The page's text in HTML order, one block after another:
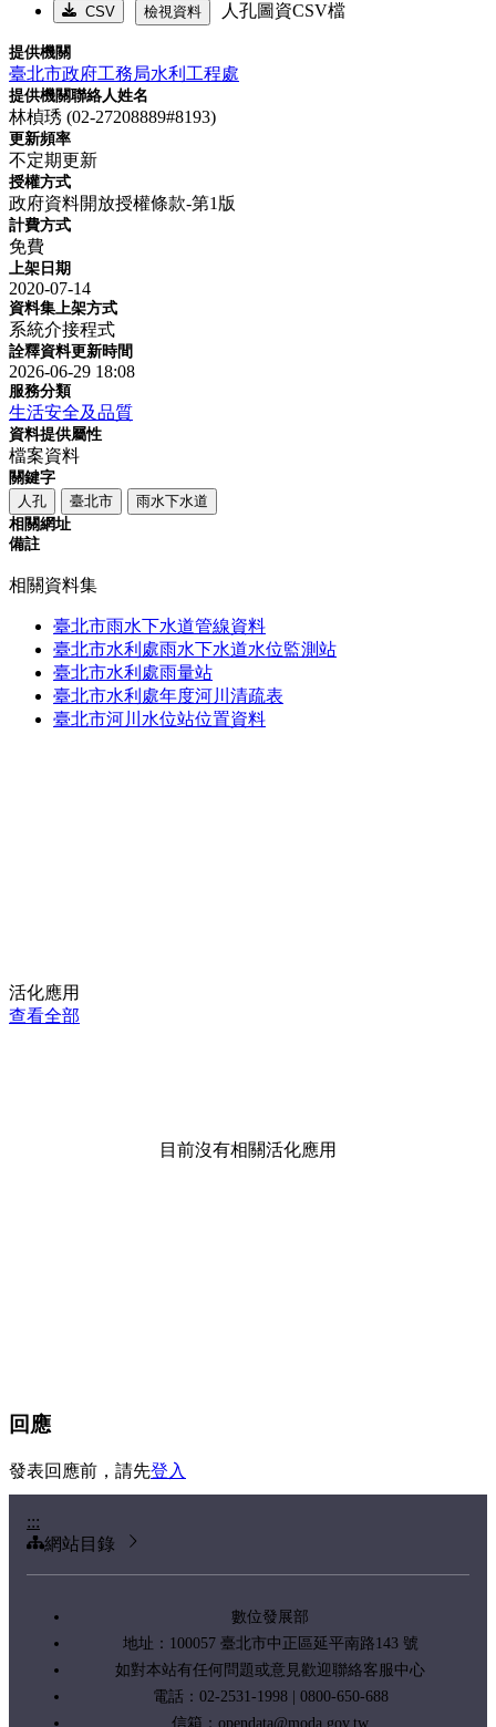
CSV 檢視資料 人孔圖資CSV檔
提供機關
臺北市政府工務局水利工程處
提供機關聯絡人姓名
林楨琇 (02-27208889#8193)
更新頻率
不定期更新
授權方式
政府資料開放授權條款-第1版
計費方式
免費
上架日期
2020-07-14
資料集上架方式
系統介接程式
詮釋資料更新時間
2026-06-29 18:08
服務分類
生活安全及品質
資料提供屬性
檔案資料
關鍵字
人孔
臺北市
雨水下水道
相關網址
備註
相關資料集
臺北市雨水下水道管線資料
臺北市水利處雨水下水道水位監測站
臺北市水利處雨量站
臺北市水利處年度河川清疏表
臺北市河川水位站位置資料
活化應用
查看全部
目前沒有相關活化應用
回應
發表回應前，請先登入
:::
網站目錄
數位發展部
地址：100057 臺北市中正區延平南路143 號
如對本站有任何問題或意見歡迎聯絡客服中心
電話：02-2531-1998 | 0800-650-688
信箱： opendata@moda.gov.tw